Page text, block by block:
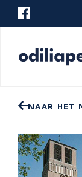
NAAR HET